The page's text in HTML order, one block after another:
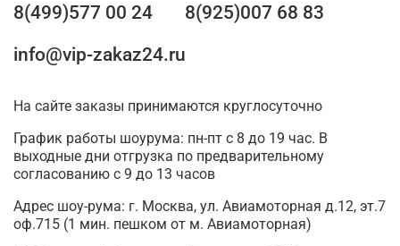
8(499)577 00 24
8(925)007 68 83
info@vip-zakaz24.ru
На сайте заказы принимаются круглосуточно
График работы шоурума: пн-пт с 8 до 19 час. В
выходные дни отгрузка по предварительному
согласованию с 9 до 13 часов
Адрес шоу-рума: г. Москва, ул. Авиамоторная д.12, эт.7
оф.715 (1 мин. пешком от м. Авиамоторная)